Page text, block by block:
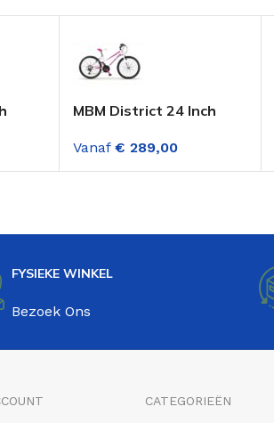
MBM District 24 Inch
Wit-Fuschia 18
Versnellingen
Vanaf € 289,00
FYSIEKE WINKEL
Bezoek Ons
CATEGORIEËN